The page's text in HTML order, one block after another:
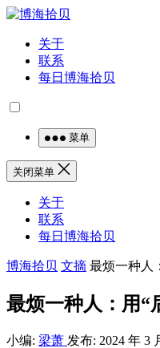
关于
联系
每日博海拾贝
菜单
关闭菜单
关于
联系
每日博海拾贝
博海拾贝 文摘 最烦一种人
最烦一种人：用“
小编: 梁萧 发布: 2024 年 3